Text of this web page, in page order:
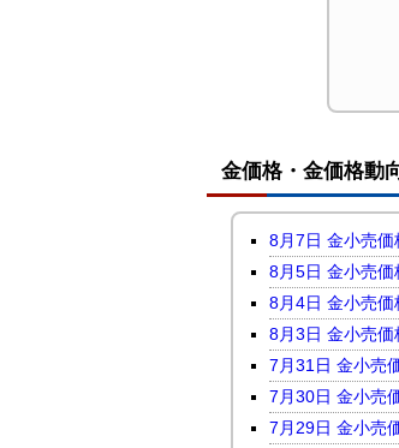
金価格・金価格動
8月7日 金小売価
8月5日 金小売価
8月4日 金小売価
8月3日 金小売価
7月31日 金小売
7月30日 金小売
7月29日 金小売